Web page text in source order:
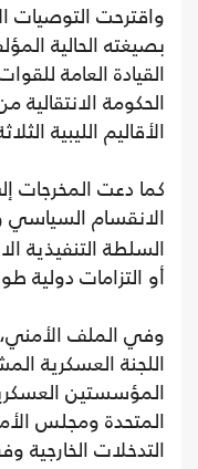
واقترحت التوصيات
بصيغته الحالية
القيادة العامة
الحكومة
الأقاليم الليبية
كما دعت المخرجات
الانقسام
السلطة التنفيذية
أو التزامات دولية
وفي الملف
المؤسستين
المتحدة ومجلس
التدخلات